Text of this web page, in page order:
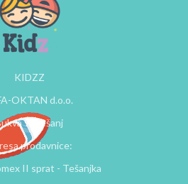
KIDZZ
OKTAN d.o.o.
9, Tešanj
prodavnice:
II sprat - Tešanjka